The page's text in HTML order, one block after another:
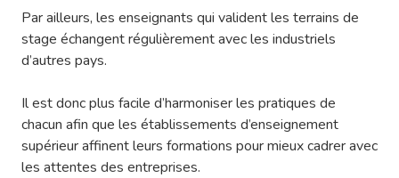
Par ailleurs, les enseignants qui valident les terrains de
stage échangent régulièrement avec les industriels
d’autres pays.
Il est donc plus facile d’harmoniser les pratiques de
chacun afin que les établissements d’enseignement
supérieur affinent leurs formations pour mieux cadrer avec
les attentes des entreprises.